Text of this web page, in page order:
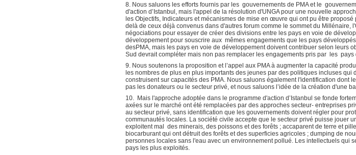
8. Nous saluons les efforts fournis par les gouvernements de PMA et le
d'action d’Istanbul, mais l'appel de la résolution d'UNGA pour une nouvelle
les Objectifs, Indicateurs et mécanismes de mise en œuvre qui ont pu être
delà de ceux déjà convenus dans d'autres forum comme le sommet du
négociations pour essayer de créer des divisions entre les pays en voie de
développement pour souscrire aux mêmes engagements que les pays
desPMA, mais les pays en voie de développement doivent contribuer selon leurs
Sud devrait compléter mais non pas remplacer les engagements pris par les pays
9. Nous soutenons la proposition et l’appel aux PMA à augmenter la capacité
les nombres de plus en plus importants des jeunes par des politiques incluses
construisent sur capacités des PMA. Nous saluons également l'identification dont
pas les donateurs ou le secteur privé, et nous saluons l’idée de la création d'une
10. Mais l'approche adoptée dans le programme d'action d’Istanbul se fonde
axées sur le marché ont été remplacées par des approches secteur- entreprises
au secteur privé, sans identification que les gouvernements doivent régler pour
communautés locales. La société civile accepte que le secteur privé puisse jouer
exploitent mal des minerais, des poissons et des forêts ; accaparent de terre et
biocarburant qui ont détruit des forêts et des superficies agricoles ; dumping de
personnes locales sans l'eau avec un environnement pollué. Les intellectuels qui
pays les plus exploités.